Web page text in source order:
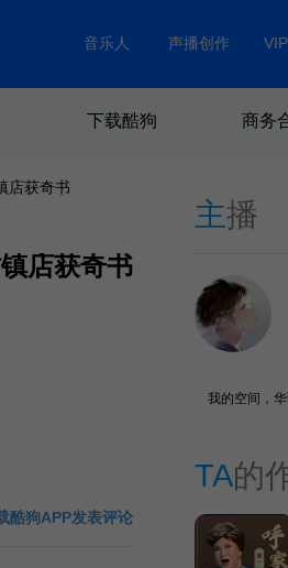
音乐人 声播创作
下载酷狗 商务
店获奇书
店获奇书
酷狗APP发表评论
主播
我的空间，
TA的